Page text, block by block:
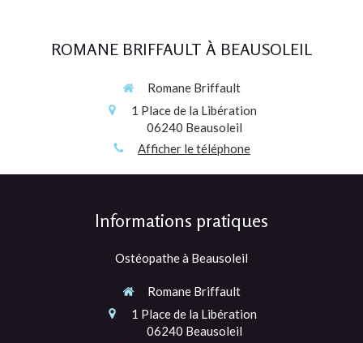
ROMANE BRIFFAULT À BEAUSOLEIL
Romane Briffault
1 Place de la Libération
06240 Beausoleil
Afficher le téléphone
Informations pratiques
Ostéopathe à Beausoleil
Romane Briffault
1 Place de la Libération
06240 Beausoleil